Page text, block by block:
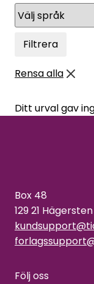
Filtrera
Rensa alla
Ditt urval gav
Box 48
129 21 Hägersten
Följ oss